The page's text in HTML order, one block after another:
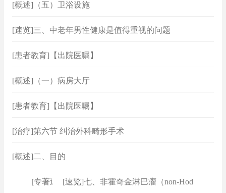
[概述]（五）卫浴设施
[速览]三、中老年男性健康是值得重视的问题
[患者教育]【出院医嘱】
[概述]（一）病房大厅
[患者教育]【出院医嘱】
[治疗]第六节 纠治外科畸形手术
[概述]二、目的
专著速查 ]
[速览]七、非霍奇金淋巴瘤（non‐Hod